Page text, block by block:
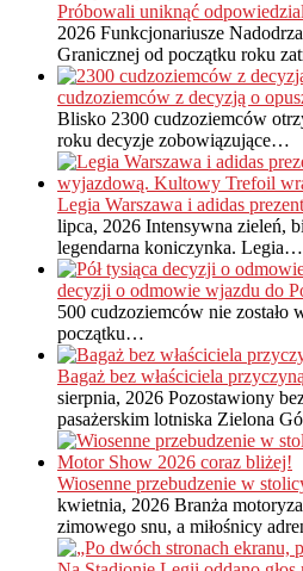
Próbowali uniknąć
2026 Funkcjonariusze
Granicznej od początku roku
cudzoziemców z decyzją o
Blisko 2300 cudzoziemców
roku decyzje zobowiązujące…
Legia Warszawa i adidas
lipca, 2026 Intensywna zieleń,
legendarna koniczynka. Legia…
decyzji o odmowie wjazdu do
500 cudzoziemców nie zostało
początku…
Bagaż bez właściciela
sierpnia, 2026 Pozostawiony
pasażerskim lotniska Zielona
Wiosenne przebudzenie w
kwietnia, 2026 Branża
zimowego snu, a miłośnicy